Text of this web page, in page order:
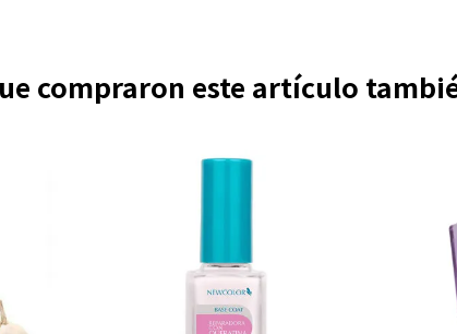
compraron este artículo